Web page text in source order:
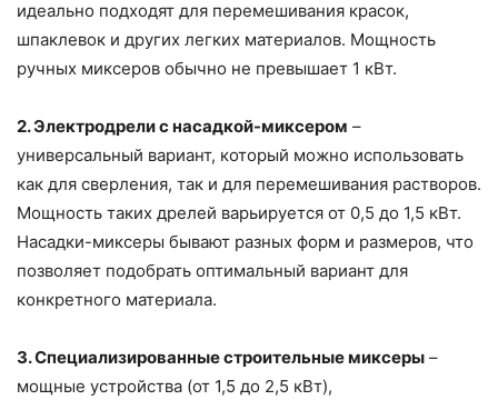
идеально подходят для перемешивания красок,
шпаклевок и других легких материалов. Мощность
ручных миксеров обычно не превышает 1 кВт.
2. Электродрели с насадкой-миксером –
универсальный вариант, который можно использовать
как для сверления, так и для перемешивания растворов.
Мощность таких дрелей варьируется от 0,5 до 1,5 кВт.
Насадки-миксеры бывают разных форм и размеров, что
позволяет подобрать оптимальный вариант для
конкретного материала.
3. Специализированные строительные миксеры –
мощные устройства (от 1,5 до 2,5 кВт),